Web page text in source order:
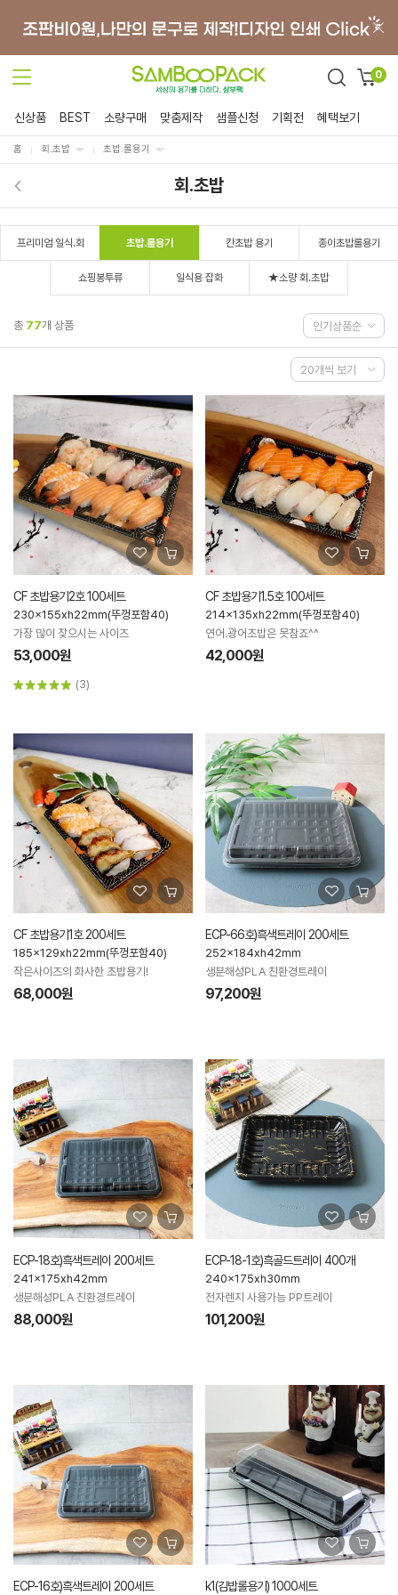
0
신상품 BEST 소량구매 맞춤제작 샘플신청 기획전 혜택보기
홈 회.초밥 초밥.롤용기
회.초밥
프리미엄 일식.회 초밥.롤용기 칸초밥 용기 종이초밥롤용기
쇼핑봉투류 일식용 잡화 ★소량 회.초밥
총 77개 상품
CF 초밥용기2호 100세트
230x155xh22mm(뚜껑포함40)
가장 많이 찾으시는 사이즈
53,000원
(3)
CF 초밥용기1.5호 100세트
214x135xh22mm(뚜껑포함40)
연어.광어초밥은 못참죠^^
42,000원
CF 초밥용기1호 200세트
185x129xh22mm(뚜껑포함40)
작은사이즈의 화사한 초밥용기!
68,000원
ECP-66호)흑색트레이 200세트
252x184xh42mm
생분해성PLA 친환경트레이
97,200원
ECP-18호)흑색트레이 200세트
241x175xh42mm
생분해성PLA 친환경트레이
88,000원
ECP-18-1호)흑골드트레이 400개
240x175xh30mm
전자렌지 사용가능 PP트레이
101,200원
ECP-16호)흑색트레이 200세트 k1(김밥롤용기) 1000세트